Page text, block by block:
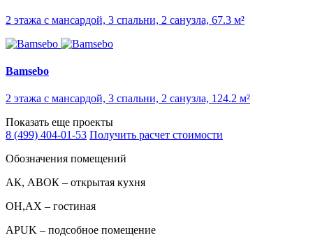
2 этажа с мансардой, 3 спальни, 2 санузла, 67.3 м²
Bamsebo
2 этажа с мансардой, 3 спальни, 2 санузла, 124.2 м²
Показать еще проекты
8 (499) 404-01-53 Получить расчет стоимости
Обозначения помещений
АК, АВОК – открытая кухня
ОН,AX – гостиная
APUK – подсобное помещение